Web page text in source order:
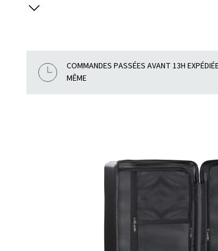
COMMANDES PASSÉES AVANT 13H
MÊME